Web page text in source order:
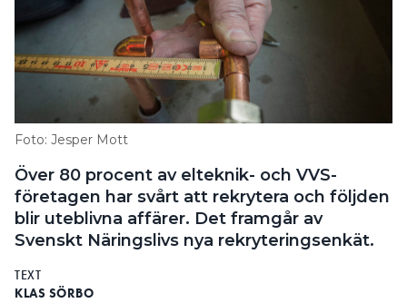
Annonsera
Läs E-tidningen
Om tidningen
Kontakt
Information om GDPR
Search for:
Foto: Jesper Mott
Över 80 procent av elteknik- och VVS-
företagen har svårt att rekrytera och följden
blir uteblivna affärer. Det framgår av
Svenskt Näringslivs nya rekryteringsenkät.
TEXT
KLAS SÖRBO